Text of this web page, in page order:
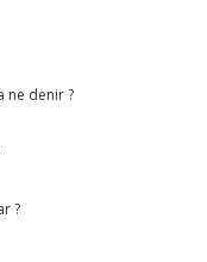
ne denir ?
?